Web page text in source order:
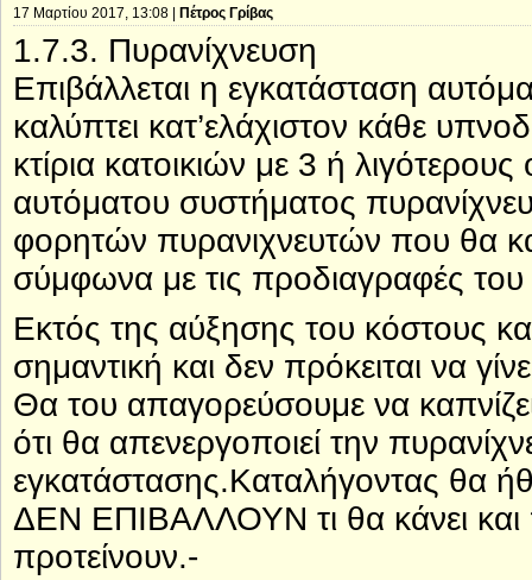
17 Μαρτίου 2017, 13:08 | Πέτρος Γρίβας
1.7.3. Πυρανίχνευση
Επιβάλλεται η εγκατάσταση
καλύπτει κατ’ελάχιστον κάθε
κτίρια κατοικιών με 3 ή
αυτόματου συστήματος
φορητών πυρανιχνευτών που θα
σύμφωνα με τις προδιαγραφές
Εκτός της αύξησης του κόστους
σημαντική και δεν πρόκειται να
Θα του απαγορεύσουμε να καπνίζει
ότι θα απενεργοποιεί την
εγκατάστασης.Καταλήγοντας θα
ΔΕΝ ΕΠΙΒΑΛΛΟΥΝ τι θα κάνει και
προτείνουν.-